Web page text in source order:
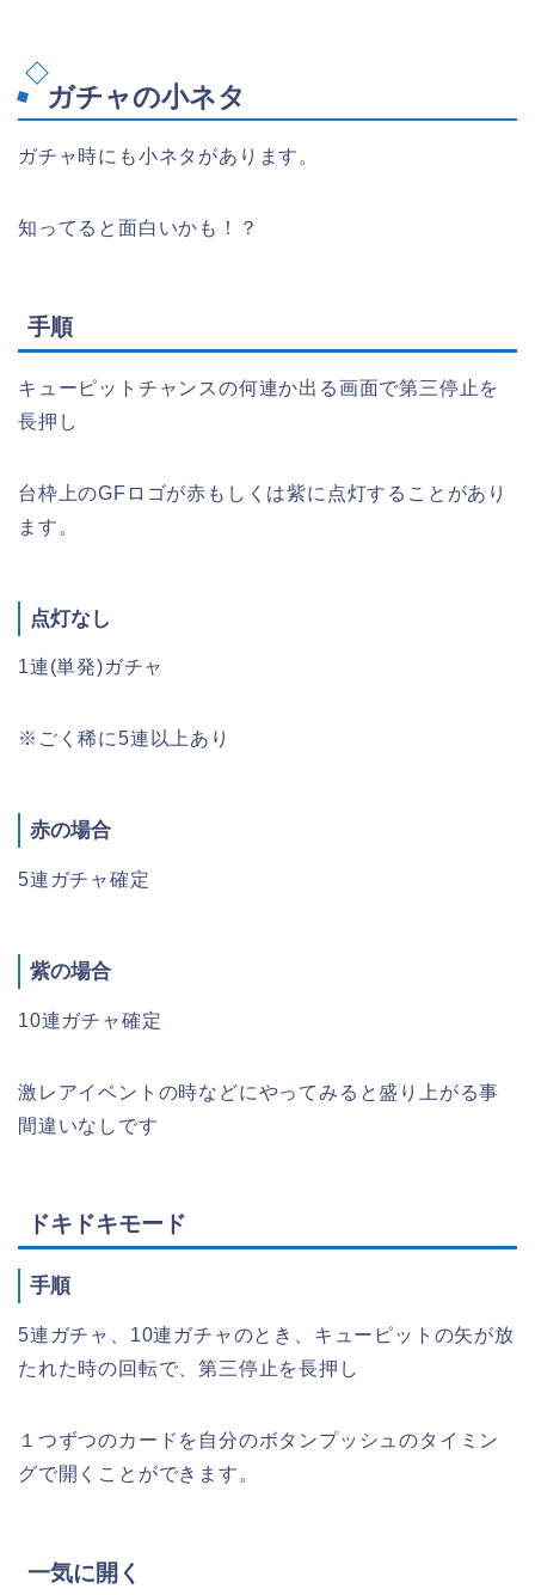
ガチャの小ネタ
ガチャ時にも小ネタがあります。
知ってると面白いかも！？
手順
キューピットチャンスの何連か出る画面で第三停止を
長押し
台枠上のGFロゴが赤もしくは紫に点灯することがあり
ます。
点灯なし
1連(単発)ガチャ
※ごく稀に5連以上あり
赤の場合
5連ガチャ確定
紫の場合
10連ガチャ確定
激レアイベントの時などにやってみると盛り上がる事
間違いなしです
ドキドキモード
手順
5連ガチャ、10連ガチャのとき、キューピットの矢が放
たれた時の回転で、第三停止を長押し
１つずつのカードを自分のボタンプッシュのタイミン
グで開くことができます。
一気に開く